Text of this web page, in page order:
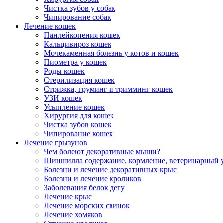
Чистка зубов у собак
Чипирование собак
Лечение кошек
Панлейкопения кошек
Кальцивироз кошек
Мочекаменная болезнь у котов и кошек
Пиометра у кошек
Роды кошек
Стерилизация кошек
Стрижка, груминг и тримминг кошек
УЗИ кошек
Усыпление кошек
Хирургия для кошек
Чистка зубов кошек
Чипирование кошек
Лечение грызунов
Чем болеют декоративные мыши?
Шиншилла содержание, кормление, ветеринарный
Болезни и лечение декоративных крыс
Болезни и лечение кроликов
Заболевания белок дегу
Лечение крыс
Лечение морских свинок
Лечение хомяков